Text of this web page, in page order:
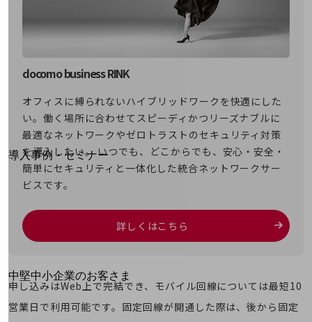
別ウィンドウで開きます
サービスをご利用中のお客さま
導入事例・セミナー
導入事例TOP
セミナー
開催・出展する各種セミナー、イベント情報をご紹介します
中堅中小企業のお客さま
NTTドコモビジネスウォッチ
ビジネスお役立ち情報
docomo business RINK
オフィスに縛られないハイブリッドワークを快適にした
い。働く場所に合わせてスピーディかつリーズナブルに
最適なネットワークやゼロトラストのセキュリティ対策
を導入したい。 いつでも、どこからでも、安心・安全・
簡単にセキュリティと一体化した統合ネットワークサー
ビスです。
詳しくはこちら
申し込みはWeb上で完結でき、モバイル回線については最短10
営業日で利用可能です。固定回線が開通した際は、後から固定